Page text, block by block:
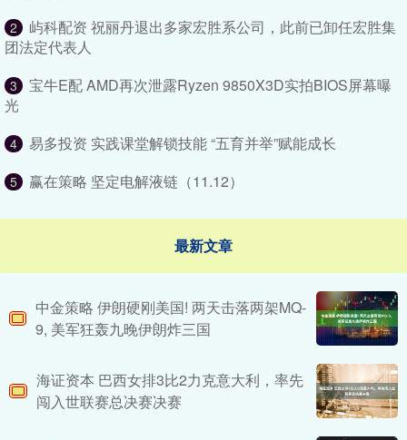
2
屿科配资 祝丽丹退出多家宏胜系公司，此前已卸任宏胜集
团法定代表人
3
宝牛E配 AMD再次泄露Ryzen 9850X3D实拍BIOS屏幕曝
光
4 易多投资 实践课堂解锁技能 “五育并举”赋能成长
5 赢在策略 坚定电解液链（11.12）
最新文章
中金策略 伊朗硬刚美国! 两天击落两架MQ-
9, 美军狂轰九晚伊朗炸三国
海证资本 巴西女排3比2力克意大利，率先
闯入世联赛总决赛决赛